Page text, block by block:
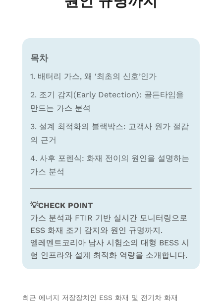
목차
1. 배터리 가스, 왜 ‘최초의 신호’인가
2. 조기 감지(Early Detection): 골든타임을
만드는 가스 분석
3. 설계 최적화의 블랙박스: 고객사 원가 절감
의 근거
4. 사후 포렌식: 화재 전이의 원인을 설명하는
가스 분석
💡CHECK POINT
가스 분석과 FTIR 기반 실시간 모니터링으로
ESS 화재 조기 감지와 원인 규명까지.
엘레멘트코리아 남사 시험소의 대형 BESS 시
험 인프라와 설계 최적화 역량을 소개합니다.
최근 에너지 저장장치인 ESS 화재 및 전기차 화재